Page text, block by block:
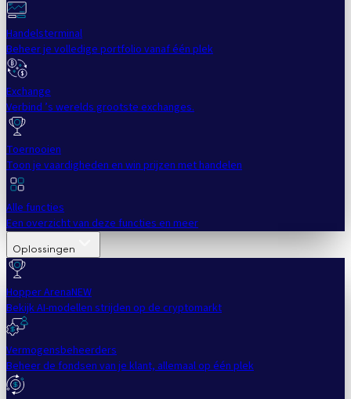
Handelsterminal
Beheer je volledige portfolio vanaf één plek
Exchange
Verbind ’s werelds grootste exchanges.
Toernooien
Toon je vaardigheden en win prijzen met handelen
Alle functies
Een overzicht van deze functies en meer
Oplossingen
Hopper ArenaNEW
Bekijk AI-modellen strijden op de cryptomarkt
Vermogensbeheerders
Beheer de fondsen van je klant, allemaal op één plek